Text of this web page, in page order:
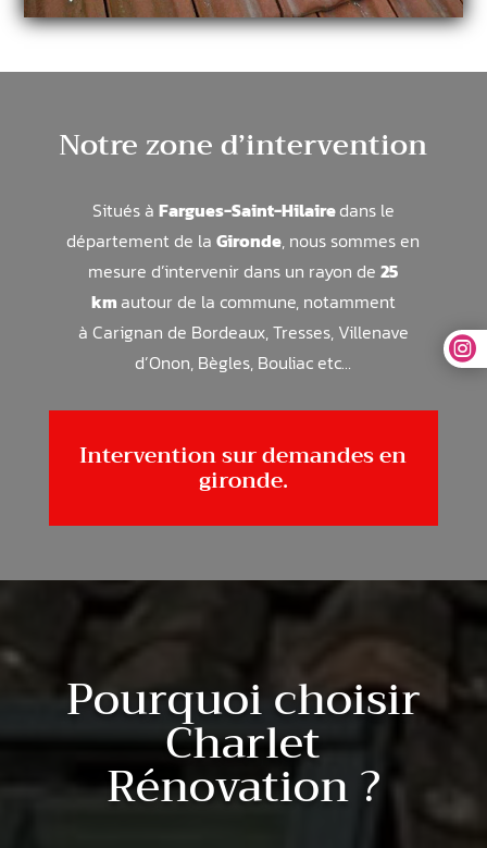
Notre zone d’intervention
Situés à Fargues-Saint-Hilairedans le
département de la Gironde, nous sommes en
mesure d’intervenir dans un rayon de 25
km autour de la commune, notamment
à Carignan de Bordeaux, Tresses, Villenave
d’Onon, Bègles, Bouliac etc…
Intervention sur demandes en
gironde.
Pourquoi choisir
Charlet
Rénovation ?
